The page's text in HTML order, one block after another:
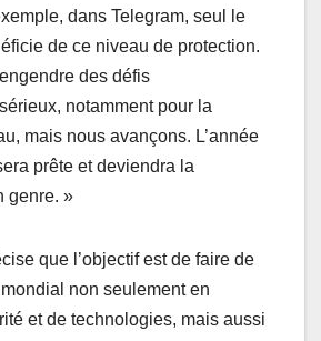
dans Telegram, seul le
de ce niveau de protection.
des défis
notamment pour la
mais nous avançons. L’année
prête et deviendra la
genre. »
que l’objectif est de faire de
non seulement en
et de technologies, mais aussi